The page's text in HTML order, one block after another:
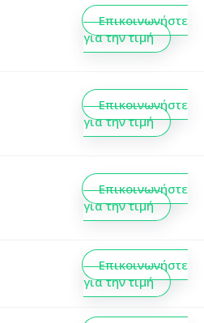
Επικοινωνήστε
για την τιμή
Επικοινωνήστε
για την τιμή
Επικοινωνήστε
για την τιμή
Επικοινωνήστε
για την τιμή